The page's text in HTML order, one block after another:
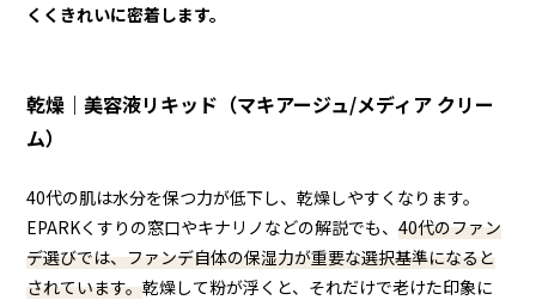
くくきれいに密着します。
乾燥｜美容液リキッド（マキアージュ/メディア クリー
ム）
40代の肌は水分を保つ力が低下し、乾燥しやすくなります。
EPARKくすりの窓口やキナリノなどの解説でも、40代のファン
デ選びでは、ファンデ自体の保湿力が重要な選択基準になると
されています。乾燥して粉が浮くと、それだけで老けた印象に